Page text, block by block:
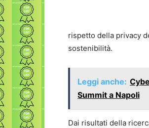
rispetto della privacy
sostenibilità.
Leggi anche:
Summit a Napoli
Dai risultati della